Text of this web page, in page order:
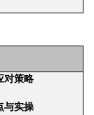
对策略
与实操